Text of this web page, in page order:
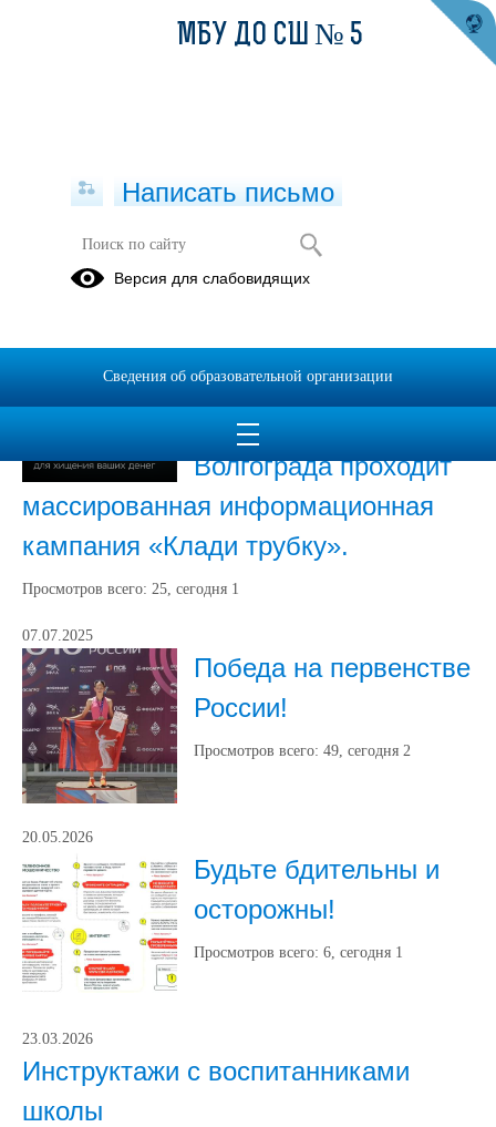
Новости
В период с 1 августа
по 30 ноября 2025 года
на территории
Волгограда проходит
массированная информационная
кампания «Клади трубку».
Просмотров всего: 25, сегодня 1
07.07.2025
Победа на первенстве
России!
Просмотров всего: 49, сегодня 2
20.05.2026
Будьте бдительны и
осторожны!
Просмотров всего: 6, сегодня 1
23.03.2026
Инструктажи с воспитанниками
школы
МБУ ДО СШ № 5
Написать письмо
Версия для слабовидящих
Сведения об образовательной организации